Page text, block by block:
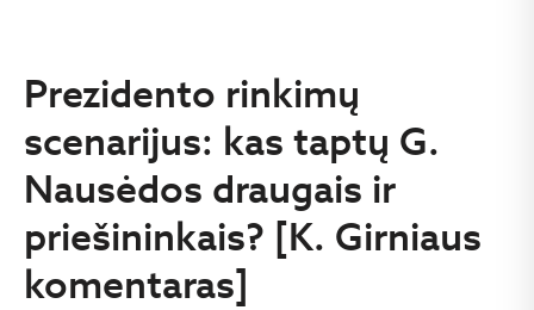
Prezidento rinkimų
scenarijus: kas taptų G.
Nausėdos draugais ir
priešininkais? [K. Girniaus
komentaras]